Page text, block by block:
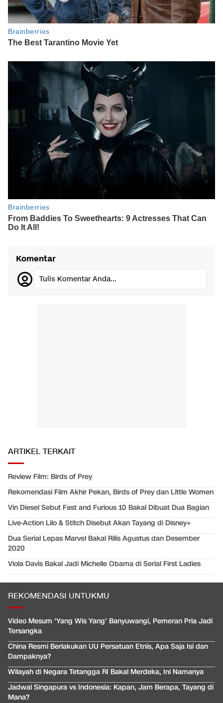
Komentar
Tulis Komentar Anda...
ARTIKEL TERKAIT
Review Film: Birds of Prey
Rekomendasi Film Akhir Pekan, Birds of Prey dan Little Women
Vin Diesel Sebut Fast and Furious 10 Bakal Dibuat Dua Bagian
Live-Action Lilo & Stitch Disebut Akan Tayang di Disney+
Dua Serial Lepas Marvel Bakal Rilis Agustus dan Desember
2020
Viola Davis Bakal Jadi Michelle Obama di Serial First Ladies
REKOMENDASI UNTUKMU
Video Mesum 'Yang Wis Yang' Banyuwangi, Pemeran Pria Jadi
Tersangka
China Resmi Berlakukan UU Persatuan Etnis, Apa Saja Isi dan
Dampaknya?
Wilayah di Negara Tetangga RI Bakal Merdeka, Ini Namanya
Jadwal Singapura vs Indonesia: Kapan, Jam Berapa, Tayang di
Mana?